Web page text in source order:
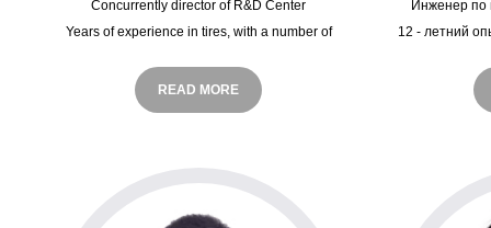
Concurrently director of R&D Center
Years of experience in tires, with a number of
READ MORE
Инженер по
12 - летний
ниокр и